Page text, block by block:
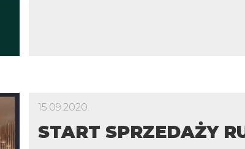
15.09.2020.
START SPRZEDAŻY